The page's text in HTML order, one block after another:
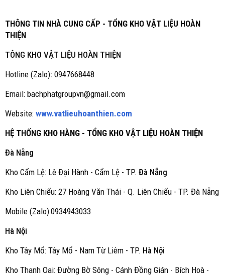
THÔNG TIN NHÀ CUNG CẤP - TỔNG KHO VẬT LIỆU HOÀN
THIỆN
TÔNG KHO VẬT LIỆU HOÀN THIỆN
Hotline (Zalo): 0947668448
Email: bachphatgroupvn@gmail.com
Website: www.vatlieuhoanthien.com
HỆ THỐNG KHO HÀNG - TỔNG KHO VẬT LIỆU HOÀN THIỆN
Đà Nẵng
Kho Cẩm Lệ: Lê Đại Hành - Cẩm Lệ - TP. Đà Nẵng
Kho Liên Chiểu: 27 Hoàng Văn Thái - Q. Liên Chiểu - TP. Đà Nẵng
Mobile (Zalo):0934943033
Hà Nội
Kho Tây Mổ: Tây Mổ - Nam Từ Liêm - TP. Hà Nội
Kho Thanh Oai: Đường Bờ Sông - Cánh Đồng Gián - Bích Hoà -